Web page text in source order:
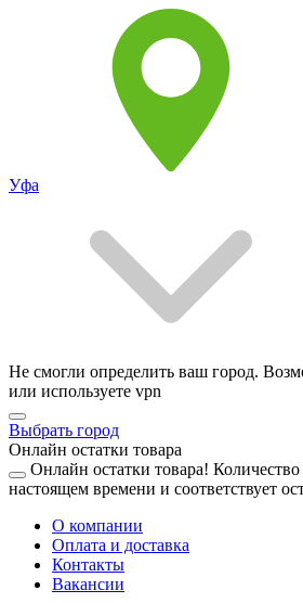
Уфа
Не смогли определить ваш город.
или используете vpn
Выбрать город
Онлайн остатки товара
Онлайн остатки товара! Количество
настоящем времени и соответствует
О компании
Оплата и доставка
Контакты
Вакансии